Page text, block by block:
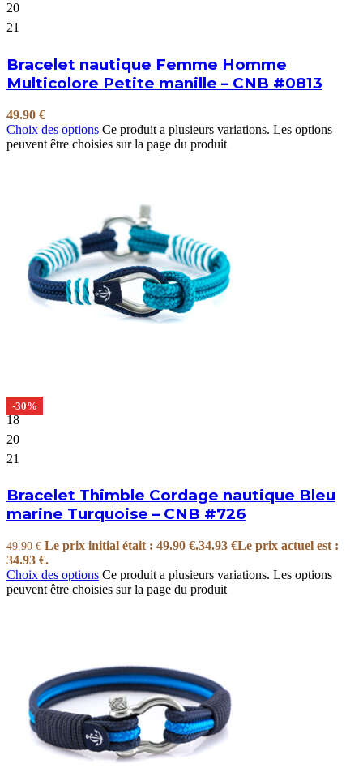
20
21
Bracelet nautique Femme Homme
Multicolore Petite manille – CNB #0813
49.90 €
Choix des options Ce produit a plusieurs variations. Les options
peuvent être choisies sur la page du produit
-30%
18
20
21
Bracelet Thimble Cordage nautique Bleu
marine Turquoise – CNB #726
49.90€ Le prix initial était : 49.90 €.34.93 €Le prix actuel est :
34.93 €.
Choix des options Ce produit a plusieurs variations. Les options
peuvent être choisies sur la page du produit